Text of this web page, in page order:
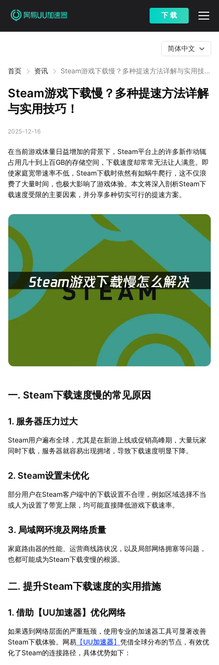
下 载
首页 资讯
Steam游戏下载慢？多种提速方法详解与实用技
简体中文
Steam游戏下载慢？多种提速方法详解
与实用技巧！
2025-12-16
在当前游戏体量日益增加的背景下，Steam平台上的许多新作动辄
占用几十到上百GB的存储空间，下载速度却常常无法让人满意。即
使家庭宽带速率不低，Steam下载时依然有如蜗牛爬行，这不仅浪
费了大量时间，也极大影响了游戏体验。本文将深入剖析Steam下
载速度受限的主要因素，并分享多种切实可行的提速方案。
一. Steam下载速度慢的常见原因
1. 服务器压力过大
Steam用户遍布全球，尤其是在新游上线或促销高峰期，大量玩家
同时下载，服务器就容易出现拥堵，导致下载速度明显下降。
2. Steam设置未优化
部分用户在Steam客户端中的下载设置不合理，例如区域选择不当
或人为设置了带宽上限，均可能直接降低游戏下载速率。
3. 局域网环境及网络质量
家庭路由器的性能、运营商线路状况，以及局部网络拥塞等问题，
也都可能成为Steam下载变慢的根源。
二. 提升Steam下载速度的实用措施
1. 借助【UU加速器】优化网络
如果遇到网络层面的严重瓶颈，使用专业的加速器工具可显著改善
Steam下载体验。网易 【UU加速器】 凭借全球分布的节点，有效优
化了Steam的连接路径，具体优势如下：